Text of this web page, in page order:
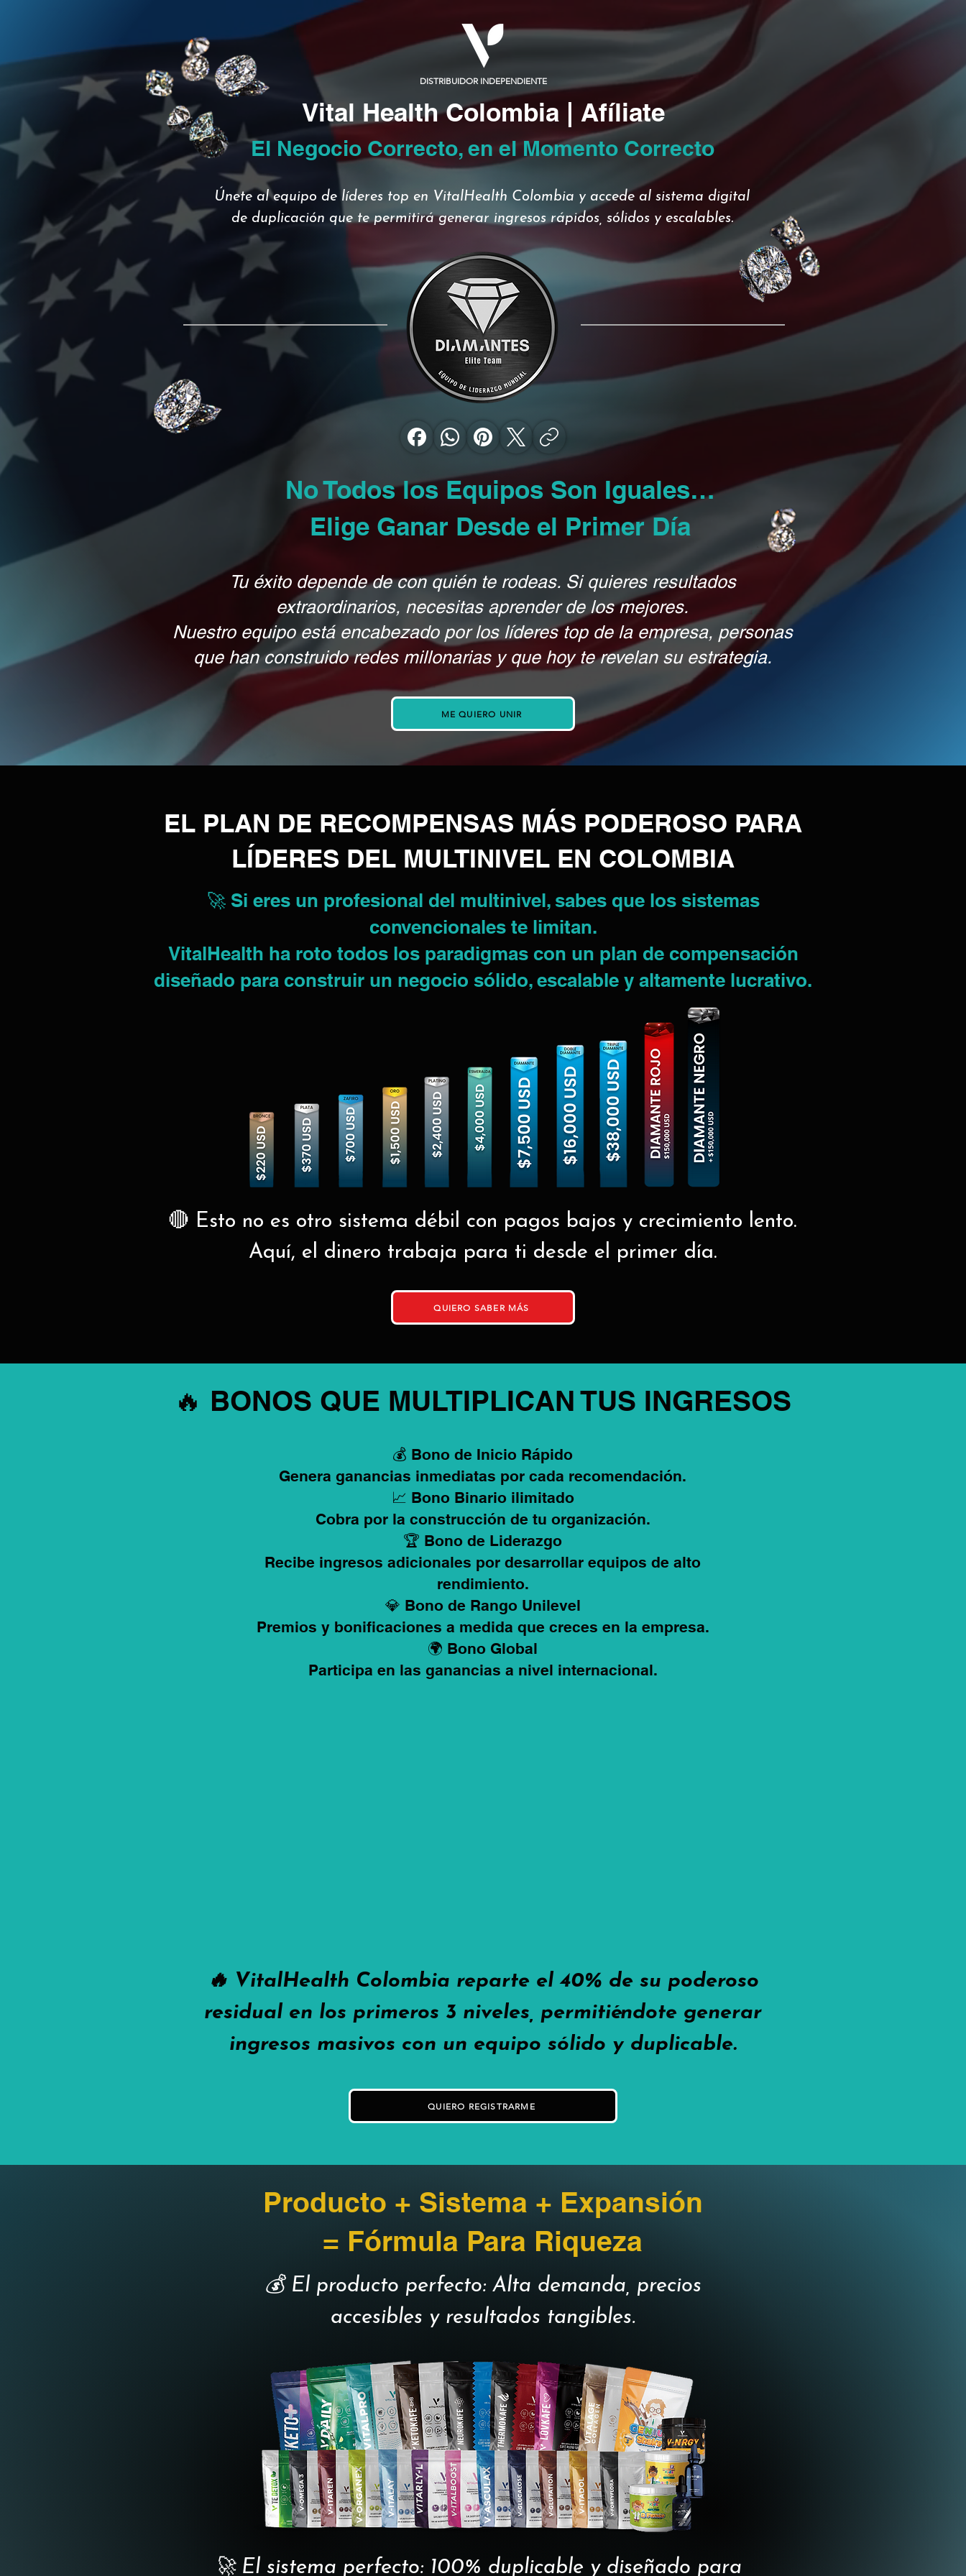
DISTRIBUIDOR INDEPENDIENTE
Vital Health Colombia | Afíliate
El Negocio Correcto, en el Momento Correcto
Únete al equipo de líderes top en VitalHealth Colombia y accede al sistema digital
de duplicación que te permitirá generar ingresos rápidos, sólidos y escalables.
No Todos los Equipos Son Iguales…
Elige Ganar Desde el Primer Día
Tu éxito depende de con quién te rodeas. Si quieres resultados
extraordinarios, necesitas aprender de los mejores.
Nuestro equipo está encabezado por los líderes top de la empresa, personas
que han construido redes millonarias y que hoy te revelan su estrategia.
ME QUIERO UNIR
EL PLAN DE RECOMPENSAS MÁS PODEROSO PARA
LÍDERES DEL MULTINIVEL EN COLOMBIA
🚀 Si eres un profesional del multinivel, sabes que los sistemas
convencionales te limitan.
VitalHealth ha roto todos los paradigmas con un plan de compensación
diseñado para construir un negocio sólido, escalable y altamente lucrativo.
🔴 Esto no es otro sistema débil con pagos bajos y crecimiento lento.
Aquí, el dinero trabaja para ti desde el primer día.
QUIERO SABER MÁS
🔥 BONOS QUE MULTIPLICAN TUS INGRESOS
💰 Bono de Inicio Rápido
Genera ganancias inmediatas por cada recomendación.
📈 Bono Binario ilimitado
Cobra por la construcción de tu organización.
🏆 Bono de Liderazgo
Recibe ingresos adicionales por desarrollar equipos de alto
rendimiento.
💎 Bono de Rango Unilevel
Premios y bonificaciones a medida que creces en la empresa.
🌍 Bono Global
Participa en las ganancias a nivel internacional.
🔥 VitalHealth Colombia reparte el 40% de su poderoso
residual en los primeros 3 niveles, permitiéndote generar
ingresos masivos con un equipo sólido y duplicable.
QUIERO REGISTRARME
Producto + Sistema + Expansión
= Fórmula Para Riqueza
💰 El producto perfecto: Alta demanda, precios
accesibles y resultados tangibles.
🚀 El sistema perfecto: 100% duplicable y diseñado para